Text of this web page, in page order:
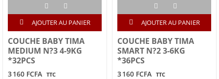
AJOUTER AU PANIER
COUCHE BABY TIMA
MEDIUM N?3 4-9KG
*32PCS
3 160 FCFA TTC
AJOUTER AU PANIER
COUCHE BABY TIMA
SMART N?2 3-6KG
*36PCS
3 160 FCFA TTC